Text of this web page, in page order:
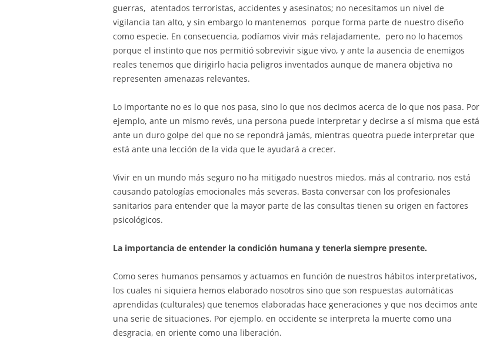
guerras, atentados terroristas, accidentes y asesinatos; no necesitamos un nivel de
vigilancia tan alto, y sin embargo lo mantenemos porque forma parte de nuestro diseño
como especie. En consecuencia, podíamos vivir más relajadamente, pero no lo hacemos
porque el instinto que nos permitió sobrevivir sigue vivo, y ante la ausencia de enemigos
reales tenemos que dirigirlo hacia peligros inventados aunque de manera objetiva no
representen amenazas relevantes.
Lo importante no es lo que nos pasa, sino lo que nos decimos acerca de lo que nos pasa. Por
ejemplo, ante un mismo revés, una persona puede interpretar y decirse a sí misma que está
ante un duro golpe del que no se repondrá jamás, mientras queotra puede interpretar que
está ante una lección de la vida que le ayudará a crecer.
Vivir en un mundo más seguro no ha mitigado nuestros miedos, más al contrario, nos está
causando patologías emocionales más severas. Basta conversar con los profesionales
sanitarios para entender que la mayor parte de las consultas tienen su origen en factores
psicológicos.
La importancia de entender la condición humana y tenerla siempre presente.
Como seres humanos pensamos y actuamos en función de nuestros hábitos interpretativos,
los cuales ni siquiera hemos elaborado nosotros sino que son respuestas automáticas
aprendidas (culturales) que tenemos elaboradas hace generaciones y que nos decimos ante
una serie de situaciones. Por ejemplo, en occidente se interpreta la muerte como una
desgracia, en oriente como una liberación.